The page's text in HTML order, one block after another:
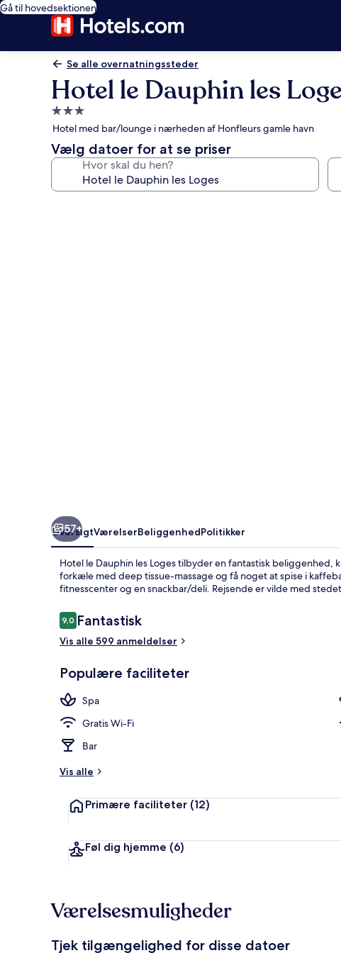
Gå til hovedsektionen
Se alle overnatningssteder
Hotel le Dauphin les
3.0-
stjernet
overnatningssted
Hotel med bar/lounge i nærheden af Honfleurs gamle havn
Vælg datoer for at se priser
Hvor skal du hen?
57+
OversigtVærelserBeliggenhedPolitikker
Hotel le Dauphin les Loges tilbyder en fantastisk beliggenhed,
forkæle med deep tissue-massage og få noget at spise i
fitnesscenter og en snackbar/deli. Rejsende er vilde med
Anmeldelser
9,09,0 ud af 10.
Fantastisk
Vis alle 599 anmeldelser
Populære faciliteter
Spa
Gratis Wi-Fi
Bar
Vis alle
Primære faciliteter (12)
Føl dig hjemme (6)
Værelsesmuligheder
Tjek tilgængelighed for disse datoer